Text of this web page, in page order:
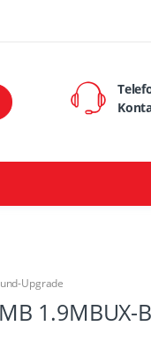
Upgrade
1.9MBUX-